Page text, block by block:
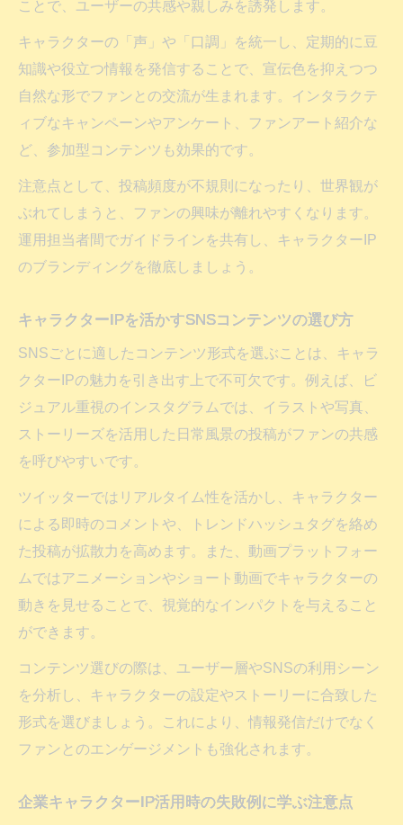
ことで、ユーザーの共感や親しみを誘発します。
キャラクターの「声」や「口調」を統一し、定期的に豆
知識や役立つ情報を発信することで、宣伝色を抑えつつ
自然な形でファンとの交流が生まれます。インタラクテ
ィブなキャンペーンやアンケート、ファンアート紹介な
ど、参加型コンテンツも効果的です。
注意点として、投稿頻度が不規則になったり、世界観が
ぶれてしまうと、ファンの興味が離れやすくなります。
運用担当者間でガイドラインを共有し、キャラクターIP
のブランディングを徹底しましょう。
キャラクターIPを活かすSNSコンテンツの選び方
SNSごとに適したコンテンツ形式を選ぶことは、キャラ
クターIPの魅力を引き出す上で不可欠です。例えば、ビ
ジュアル重視のインスタグラムでは、イラストや写真、
ストーリーズを活用した日常風景の投稿がファンの共感
を呼びやすいです。
ツイッターではリアルタイム性を活かし、キャラクター
による即時のコメントや、トレンドハッシュタグを絡め
た投稿が拡散力を高めます。また、動画プラットフォー
ムではアニメーションやショート動画でキャラクターの
動きを見せることで、視覚的なインパクトを与えること
ができます。
コンテンツ選びの際は、ユーザー層やSNSの利用シーン
を分析し、キャラクターの設定やストーリーに合致した
形式を選びましょう。これにより、情報発信だけでなく
ファンとのエンゲージメントも強化されます。
企業キャラクターIP活用時の失敗例に学ぶ注意点